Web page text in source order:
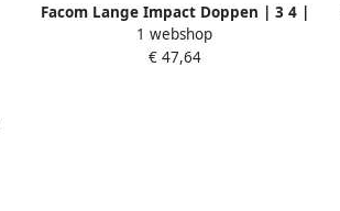
Facom Lange Impact Doppen | 3 4 |
30mm NK.30LA
1 webshop
€ 47,64